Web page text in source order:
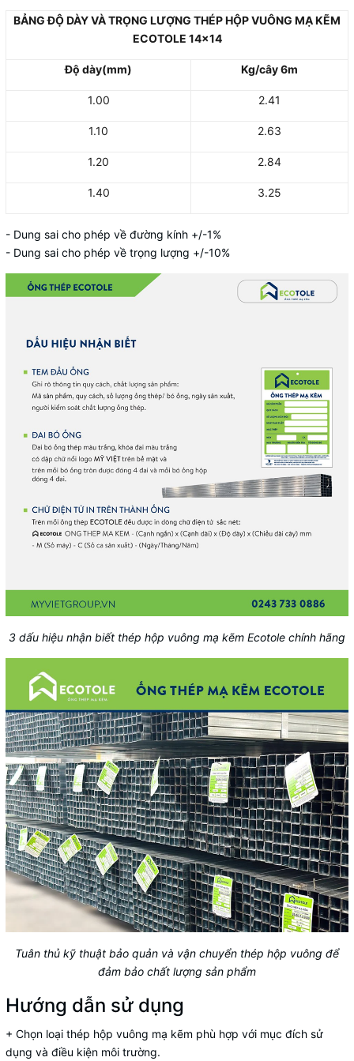
BẢNG ĐỘ DÀY VÀ TRỌNG LƯỢNG THÉP HỘP VUÔNG MẠ KẼM
ECOTOLE 14x14
Độ dày(mm) Kg/cây 6m
1.00 2.41
1.10 2.63
1.20 2.84
1.40 3.25
- Dung sai cho phép về đường kính +/-1%
- Dung sai cho phép về trọng lượng +/-10%
3 dấu hiệu nhận biết thép hộp vuông mạ kẽm Ecotole chính hãng
Tuân thủ kỹ thuật bảo quản và vận chuyển thép hộp vuông để
đảm bảo chất lượng sản phẩm
Hướng dẫn sử dụng
+ Chọn loại thép hộp vuông mạ kẽm phù hợp với mục đích sử
dụng và điều kiện môi trường.